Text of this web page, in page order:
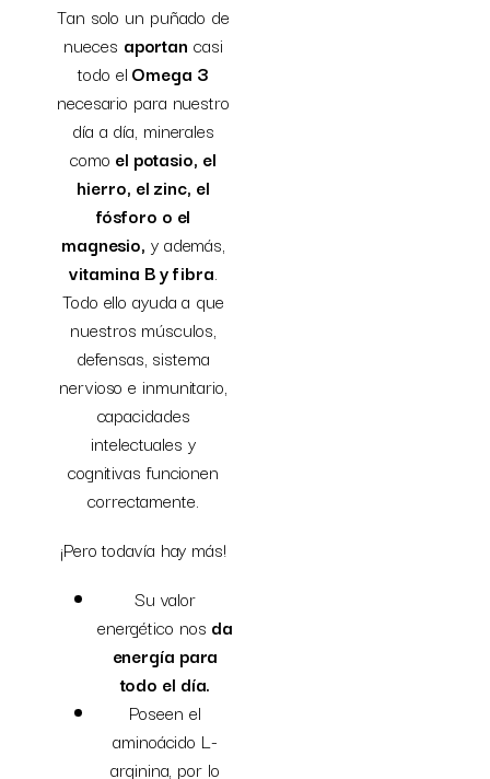
Tan solo un puñado de
nueces aportan casi
todo elOmega 3
necesario para nuestro
día a día, minerales
como el potasio, el
hierro, el zinc, el
fósforo o el
magnesio, y además,
vitamina B y fibra.
Todo ello ayuda a que
nuestros músculos,
defensas, sistema
nervioso e inmunitario,
capacidades
intelectuales y
cognitivas funcionen
correctamente.
¡Pero todavía hay más!
Su valor
energético nos da
energía para
todo el día.
Poseen el
aminoácido L-
arginina, por lo